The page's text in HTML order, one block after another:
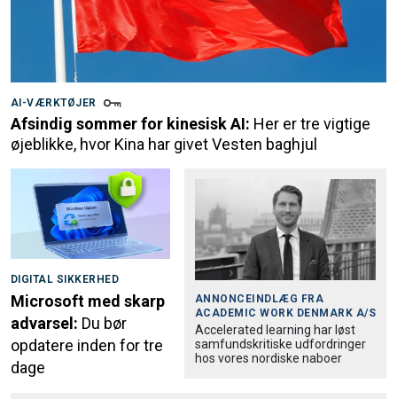
AI-VÆRKTØJER
Afsindig sommer for kinesisk AI: Her er tre vigtige
øjeblikke, hvor Kina har givet Vesten baghjul
DIGITAL SIKKERHED
Microsoft med skarp
advarsel: Du bør
opdatere inden for tre
dage
ANNONCEINDLÆG FRA
ACADEMIC WORK DENMARK A/S
Accele­rated learning har løst
samfund­skri­tiske udfordringer
hos vores nordiske naboer